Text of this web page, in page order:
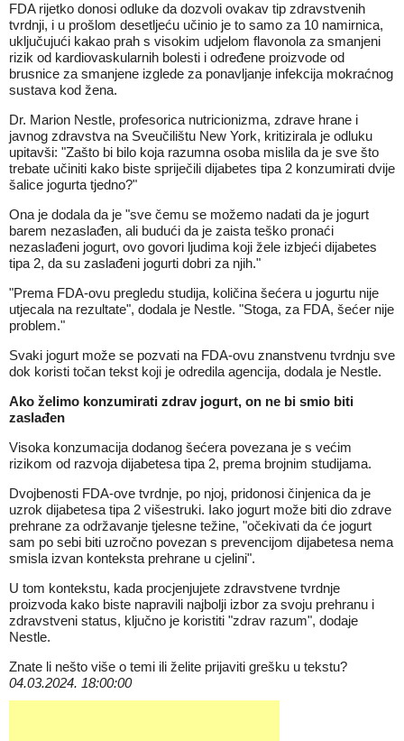
FDA rijetko donosi odluke da dozvoli ovakav tip zdravstvenih
tvrdnji, i u prošlom desetljeću učinio je to samo za 10 namirnica,
uključujući kakao prah s visokim udjelom flavonola za smanjeni
rizik od kardiovaskularnih bolesti i određene proizvode od
brusnice za smanjene izglede za ponavljanje infekcija mokraćnog
sustava kod žena.
Dr. Marion Nestle, profesorica nutricionizma, zdrave hrane i
javnog zdravstva na Sveučilištu New York, kritizirala je odluku
upitavši: "Zašto bi bilo koja razumna osoba mislila da je sve što
trebate učiniti kako biste spriječili dijabetes tipa 2 konzumirati dvije
šalice jogurta tjedno?"
Ona je dodala da je "sve čemu se možemo nadati da je jogurt
barem nezaslađen, ali budući da je zaista teško pronaći
nezaslađeni jogurt, ovo govori ljudima koji žele izbjeći dijabetes
tipa 2, da su zaslađeni jogurti dobri za njih."
"Prema FDA-ovu pregledu studija, količina šećera u jogurtu nije
utjecala na rezultate", dodala je Nestle. "Stoga, za FDA, šećer nije
problem."
Svaki jogurt može se pozvati na FDA-ovu znanstvenu tvrdnju sve
dok koristi točan tekst koji je odredila agencija, dodala je Nestle.
Ako želimo konzumirati zdrav jogurt, on ne bi smio biti
zaslađen
Visoka konzumacija dodanog šećera povezana je s većim
rizikom od razvoja dijabetesa tipa 2, prema brojnim studijama.
Dvojbenosti FDA-ove tvrdnje, po njoj, pridonosi činjenica da je
uzrok dijabetesa tipa 2 višestruki. Iako jogurt može biti dio zdrave
prehrane za održavanje tjelesne težine, "očekivati da će jogurt
sam po sebi biti uzročno povezan s prevencijom dijabetesa nema
smisla izvan konteksta prehrane u cjelini".
U tom kontekstu, kada procjenjujete zdravstvene tvrdnje
proizvoda kako biste napravili najbolji izbor za svoju prehranu i
zdravstveni status, ključno je koristiti "zdrav razum", dodaje
Nestle.
Znate li nešto više o temi ili želite prijaviti grešku u tekstu?
04.03.2024. 18:00:00